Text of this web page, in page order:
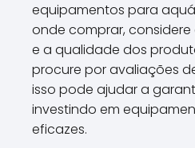
equipamentos para
onde comprar,
e a qualidade dos
procure por avaliações
isso pode ajudar a
investindo em
eficazes.